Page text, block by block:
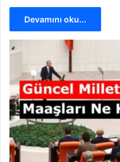
Devamını oku...